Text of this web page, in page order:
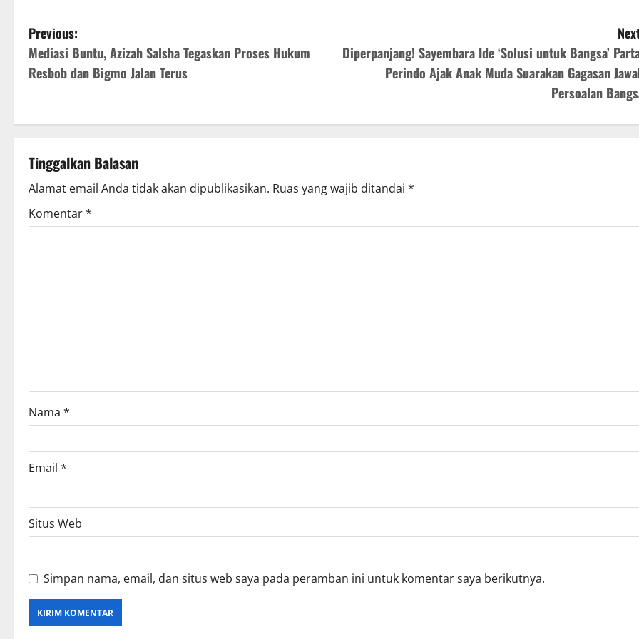
P
o
t
n
a
v
o
n
Previous:
Mediasi Buntu, Azizah Salsha Tegaskan Proses Hukum
Resbob dan Bigmo Jalan Terus
Diperpanjang! Sayembara Ide ‘Solusi untuk Bangsa’
Perindo Ajak Anak Muda Suarakan Gagasan
Persoalan
Tinggalkan Balasan
Alamat email Anda tidak akan dipublikasikan. Ruas yang wajib ditandai *
Komentar*
Nama *
Email *
Situs Web
Simpan nama, email, dan situs web saya pada peramban ini untuk komentar saya berikutnya.